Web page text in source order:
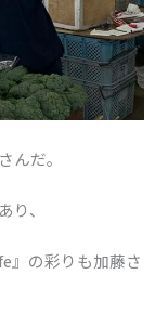
んだ。
、
』の彩りも加藤さ